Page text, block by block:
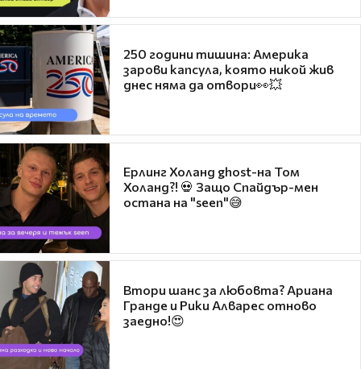
250 години тишина: Америка
зарови капсула, която никой жив
днес няма да отвори👀💥
Ерлинг Холанд ghost-на Том
Холанд?! 💀 Защо Спайдър-мен
остана на "seen"😅
Втори шанс за любовта? Ариана
Гранде и Рики Алварес отново
заедно!😍